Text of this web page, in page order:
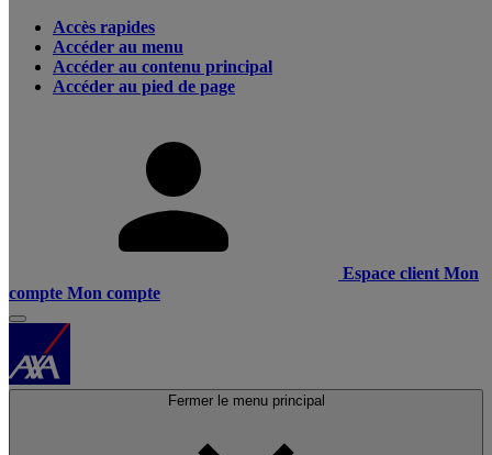
Accès rapides
Accéder au menu
Accéder au contenu principal
Accéder au pied de page
Espace client Mon
compte Mon compte
Fermer le menu principal